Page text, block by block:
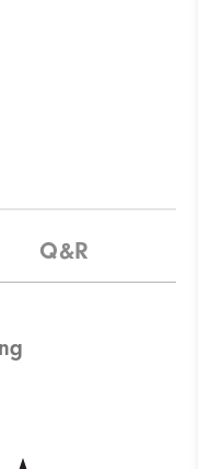
Q&R